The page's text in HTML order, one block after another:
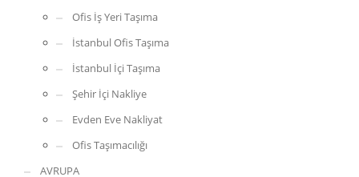
Ofis İş Yeri Taşıma
İstanbul Ofis Taşıma
İstanbul İçi Taşıma
Şehir İçi Nakliye
Evden Eve Nakliyat
Ofis Taşımacılığı
AVRUPA